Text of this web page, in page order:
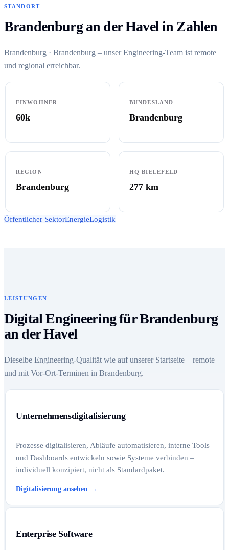
STANDORT
Brandenburg an der Havel in Zahlen
Brandenburg · Brandenburg – unser Engineering-Team ist remote
und regional erreichbar.
EINWOHNER
60k
BUNDESLAND
Brandenburg
REGION
Brandenburg
HQ BIELEFELD
277 km
Öffentlicher SektorEnergieLogistik
LEISTUNGEN
Digital Engineering für Brandenburg
an der Havel
Dieselbe Engineering-Qualität wie auf unserer Startseite – remote
und mit Vor-Ort-Terminen in Brandenburg.
Unternehmensdigitalisierung
Prozesse digitalisieren, Abläufe automatisieren, interne Tools
und Dashboards entwickeln sowie Systeme verbinden –
individuell konzipiert, nicht als Standardpaket.
Digitalisierung ansehen →
Enterprise Software